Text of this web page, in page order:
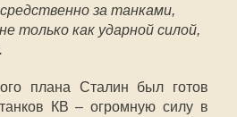
за танками,
только как ударной силой,
плана Сталин был готов
КВ – огромную силу в